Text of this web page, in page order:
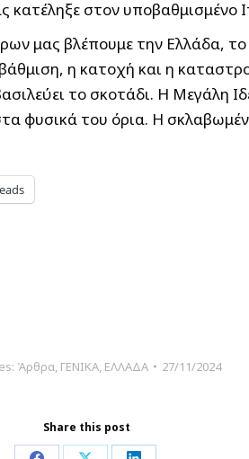
στον υποβαθμισμένο
μας βλέπουμε την Ελλάδα,
η κατοχή και η
το σκοτάδι. Η Μεγάλη
φυσικά του όρια. Η
Άρθρα, ΓΕΝΙΚΑ, ΕΛΛΑΔΑ 27/11/2024
Share this post